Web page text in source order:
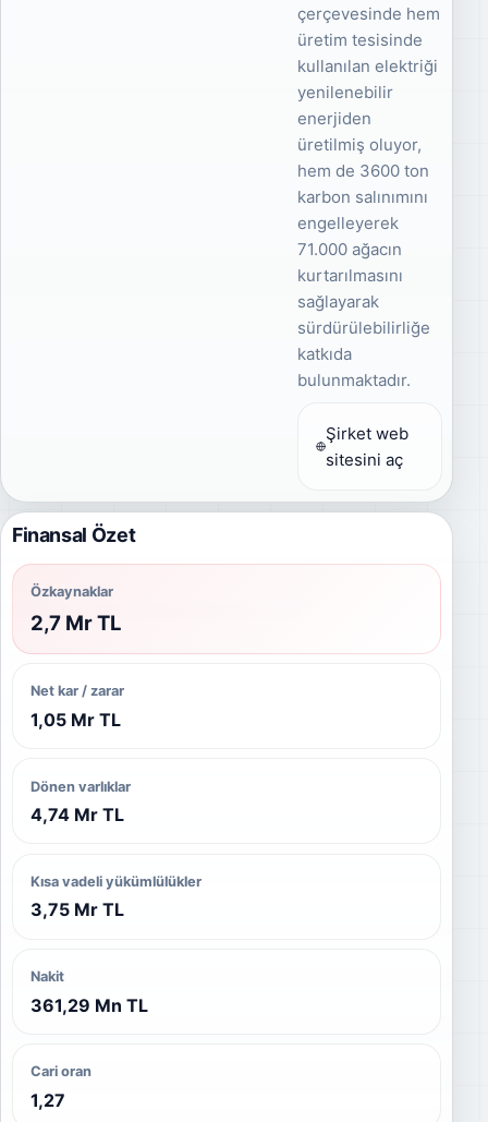
çerçevesinde hem
üretim tesisinde
kullanılan elektriği
yenilenebilir
enerjiden
üretilmiş oluyor,
hem de 3600 ton
karbon salınımını
engelleyerek
71.000 ağacın
kurtarılmasını
sağlayarak
sürdürülebilirliğe
katkıda
bulunmaktadır.
Şirket web
sitesini aç
Finansal Özet
Özkaynaklar
2,7 Mr TL
Net kar / zarar
1,05 Mr TL
Dönen varlıklar
4,74 Mr TL
Kısa vadeli yükümlülükler
3,75 Mr TL
Nakit
361,29 Mn TL
Cari oran
1,27